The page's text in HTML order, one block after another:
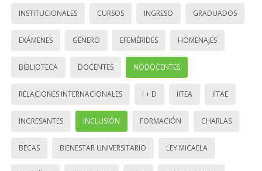
INSTITUCIONALES CURSOS INGRESO GRADUADOS
EXÁMENES GÉNERO EFEMÉRIDES HOMENAJES
BIBLIOTECA DOCENTES NODOCENTES
RELACIONES INTERNACIONALES I + D IITEA IITAE
INGRESANTES INCLUSIÓN FORMACIÓN CHARLAS
BECAS BIENESTAR UNIVERSITARIO LEY MICAELA